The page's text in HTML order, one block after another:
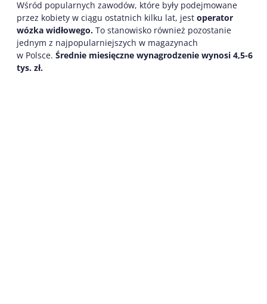
Wśród popularnych zawodów, które były podejmowane
przez kobiety w ciągu ostatnich kilku lat, jest operator
wózka widłowego. To stanowisko również pozostanie
jednym z najpopularniejszych w magazynach
w Polsce. Średnie miesięczne wynagrodzenie wynosi 4,5-6
tys. zł.